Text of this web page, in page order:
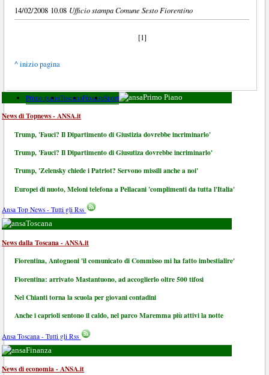
14/02/2008 10.08 Ufficio stampa Comune Sesto Fiorentino
[1]
^ inizio pagina
Primo pianoToscanaFinanzaSport Primo Piano
News di Topnews - ANSA.it
Trump, 'Fauci? Il Dipartimento di Giustizia dovrebbe incriminarlo'
Trump, 'Fauci? Il Dipartimento di Giusutiza dovrebbe incriminarlo'
Trump, 'Zelensky chiede i Patriot? Servono missili anche a noi'
Europei di nuoto, Meloni telefona a Pellacani 'complimenti da tutta l'Italia'
Ansa Top News - Tutti gli Rss
Toscana
News dalla Toscana - ANSA.it
Fiorentina, Antognoni 'il comunicato di Commisso mi ha fatto imbestialire'
Fiorentina: arrivato Mastantuono, ad accoglierlo oltre 500 tifosi
Nel Chianti torna la scuola per giovani contadini
Anche i caprioli sentono il caldo, nel parco Maremma più attivi la notte
Ansa Toscana - Tutti gli Rss
Finanza
News di economia - ANSA.it